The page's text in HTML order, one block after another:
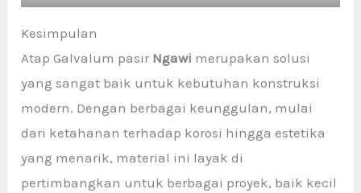
Kesimpulan
Atap Galvalum pasir Ngawi merupakan solusi
yang sangat baik untuk kebutuhan konstruksi
modern. Dengan berbagai keunggulan, mulai
dari ketahanan terhadap korosi hingga estetika
yang menarik, material ini layak di
pertimbangkan untuk berbagai proyek, baik kecil